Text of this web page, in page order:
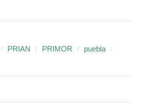
PRIAN PRIMOR
puebla